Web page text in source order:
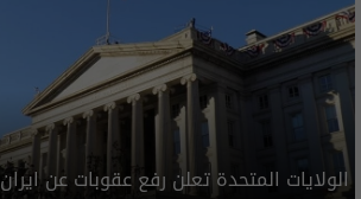
الولايات المتحدة تعلن رفع عقوبات عن ايران